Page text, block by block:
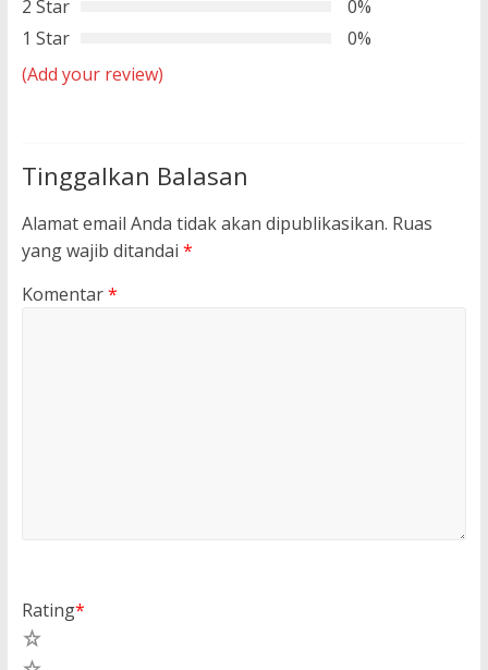
2 Star
0%
1 Star
0%
(Add your review)
Tinggalkan Balasan
Alamat email Anda tidak akan dipublikasikan. Ruas
yang wajib ditandai *
Komentar*
Rating*